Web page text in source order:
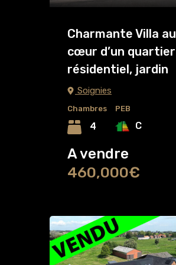
Charmante Villa au
cœur d’un quartier
résidentiel, jardin
Soignies
Chambres
4
PEB
C
A vendre
460,000€